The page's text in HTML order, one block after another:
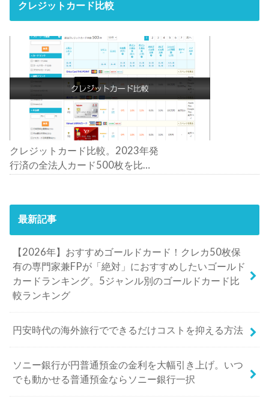
クレジットカード比較
クレジットカード比較。2023年発
行済の全法人カード500枚を比
最新記事
【2026年】おすすめゴールドカード！クレカ50枚保
有の専門家兼FPが「絶対」におすすめしたいゴールド
カードランキング。5ジャンル別のゴールドカード比
較ランキング
円安時代の海外旅行でできるだけコストを抑える方法
ソニー銀行が円普通預金の金利を大幅引き上げ。いつ
でも動かせる普通預金ならソニー銀行一択